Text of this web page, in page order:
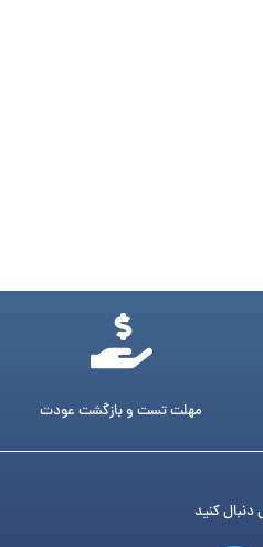
مهلت تست و بازگشت عودت
دنبال کنید